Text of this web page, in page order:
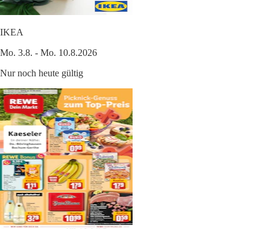
IKEA
Mo. 3.8. - Mo. 10.8.2026
Nur noch heute gültig